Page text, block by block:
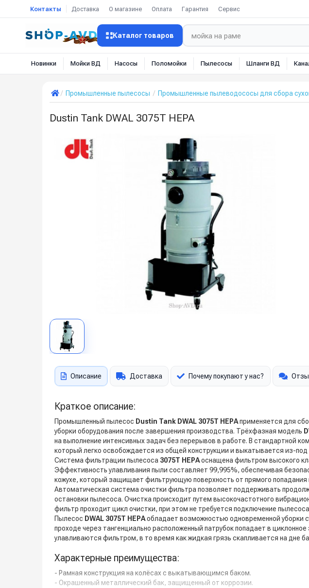
Контакты Доставка О магазине Оплата Гарантия Сервис
Каталог товаров
Новинки Мойки ВД Насосы Поломойки Пылесосы Шланги ВД
Промышленные пылесосы Промышленные пылеводососы для сбора
Dustin Tank DWAL 3075T HEPA
Описание Доставка Почему покупают у нас?
Краткое описание:
Промышленный пылесос Dustin Tank DWAL 3075T HEPAприменяется для
уборки оборудования после завершения производства. Трёхфазная модель
на выполнение интенсивных задач без перерывов в работе. В стандартной
который легко освобождается из общей конструкции и выкатывается из-под
Система фильтрации пылесоса 3075T HEPAоснащена фильтром высокого
Эффективность улавливания пыли составляет 99,995%, обеспечивая
кожухе, который защищает фильтрующую поверхность от прямого
Автоматическая система очистки фильтра позволяет поддерживать
остановки пылесоса. Очистка происходит путем высокочастотного
фильтр проходит цикл очистки, при этом не требуется подключение
Пылесос DWAL 3075T HEPAобладает возможностью одновременной уборки
проходе через тангенциально расположенный патрубок попадает в
улавливаются фильтром, в то время как жидкая грязь скапливается на дне
Характерные преимущества:
- Рамная конструкция на колёсах с выкатывающимся баком.
- Окрашенный металлический бак, защищенный от коррозии.